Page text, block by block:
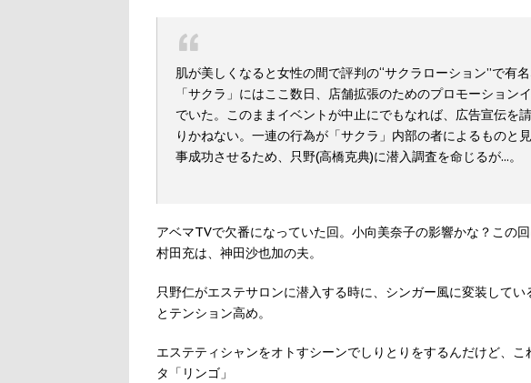
肌が美しくなると女性の間で評判の“サクラローション”で有
「サクラ」にはここ数日、店舗拡張のためのプロモーション
でいた。このままイベントが中止にでもなれば、広告宣伝を
りかねない。一連の行為が「サクラ」内部の者によるものと
事成功させるため、只野(高橋克典)に潜入調査を命じるが...。
アベマTVで欠番になっていた回。小向美奈子の影響かな？この回
村田充は、神田沙也加の夫。
只野仁がエステサロンに潜入する時に、シンガー風に変装してい
とテンション高め。
エステティシャンをオトすシーンでしりとりをするんだけど、こ
タ「リンゴ」